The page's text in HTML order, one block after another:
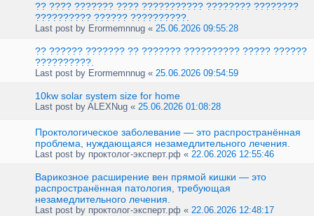
?? ???? ??????? ???? ??????????? ???????? ????????
?????????? ?????? ??????????.
Last post by Erormemnnug « 25.06.2026 09:55:28
?? ?????? ??????? ?? ??????? ?????????? ????? ??????
??????????.
Last post by Erormemnnug « 25.06.2026 09:54:59
10kw solar system size for home
Last post by ALEXNug « 25.06.2026 01:08:28
Проктологическое заболевание — это распространённая
проблема, нуждающаяся незамедлительного лечения.
Last post by проктолог-эксперт.рф « 22.06.2026 12:55:46
Варикозное расширение вен прямой кишки — это
распространённая патология, требующая
незамедлительного лечения.
Last post by проктолог-эксперт.рф « 22.06.2026 12:48:17